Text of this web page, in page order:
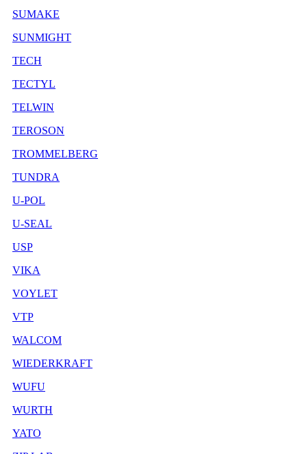
SUMAKE
SUNMIGHT
TECH
TECTYL
TELWIN
TEROSON
TROMMELBERG
TUNDRA
U-POL
U-SEAL
USP
VIKA
VOYLET
VTP
WALCOM
WIEDERKRAFT
WUFU
WURTH
YATO